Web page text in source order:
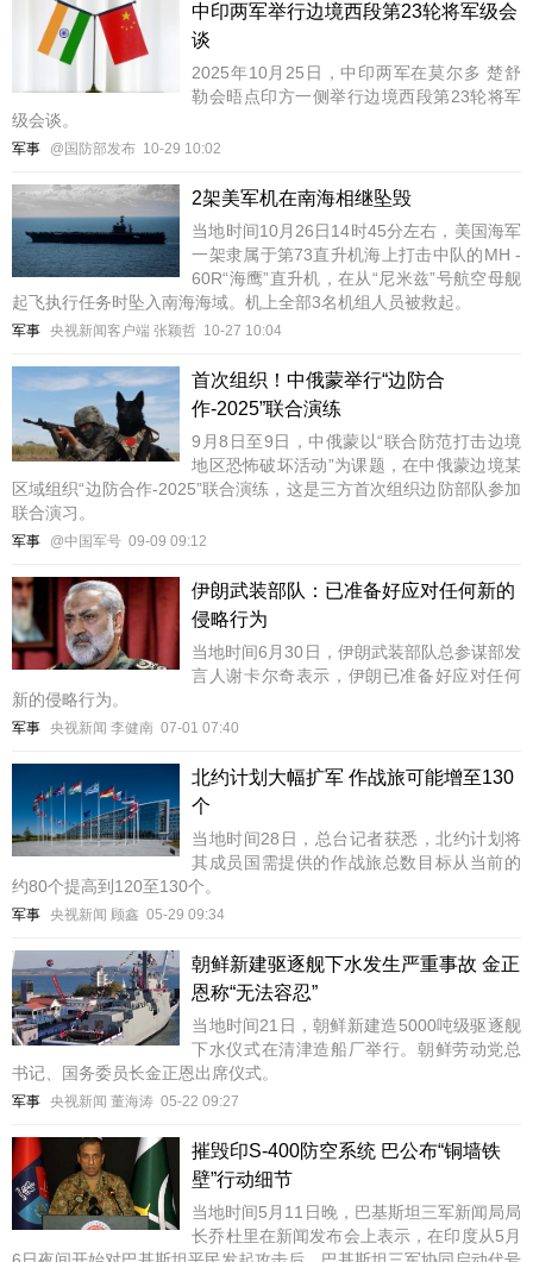
中印两军举行边境西段第23轮将军级会
谈
2025年10月25日，中印两军在莫尔多 楚舒
勒会晤点印方一侧举行边境西段第23轮将军
级会谈。
军事 @国防部发布 10-29 10:02
2架美军机在南海相继坠毁
当地时间10月26日14时45分左右，美国海军
一架隶属于第73直升机海上打击中队的MH -
60R“海鹰”直升机，在从“尼米兹”号航空母舰
起飞执行任务时坠入南海海域。机上全部3名机组人员被救起。
军事 央视新闻客户端 张颖哲 10-27 10:04
首次组织！中俄蒙举行“边防合
作-2025”联合演练
9月8日至9日，中俄蒙以“联合防范打击边境
地区恐怖破坏活动”为课题，在中俄蒙边境某
区域组织“边防合作-2025”联合演练，这是三方首次组织边防部队参加
联合演习。
军事 @中国军号 09-09 09:12
伊朗武装部队：已准备好应对任何新的
侵略行为
当地时间6月30日，伊朗武装部队总参谋部发
言人谢卡尔奇表示，伊朗已准备好应对任何
新的侵略行为。
军事 央视新闻 李健南 07-01 07:40
北约计划大幅扩军 作战旅可能增至130
个
当地时间28日，总台记者获悉，北约计划将
其成员国需提供的作战旅总数目标从当前的
约80个提高到120至130个。
军事 央视新闻 顾鑫 05-29 09:34
朝鲜新建驱逐舰下水发生严重事故 金正
恩称“无法容忍”
当地时间21日，朝鲜新建造5000吨级驱逐舰
下水仪式在清津造船厂举行。朝鲜劳动党总
书记、国务委员长金正恩出席仪式。
军事 央视新闻 董海涛 05-22 09:27
摧毁印S-400防空系统 巴公布“铜墙铁
壁”行动细节
当地时间5月11日晚，巴基斯坦三军新闻局局
长乔杜里在新闻发布会上表示，在印度从5月